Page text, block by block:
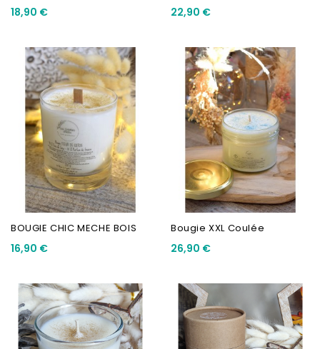
18,90 € 22,90 €
BOUGIE CHIC MECHE BOIS
16,90 €
Bougie XXL Coulée
26,90 €